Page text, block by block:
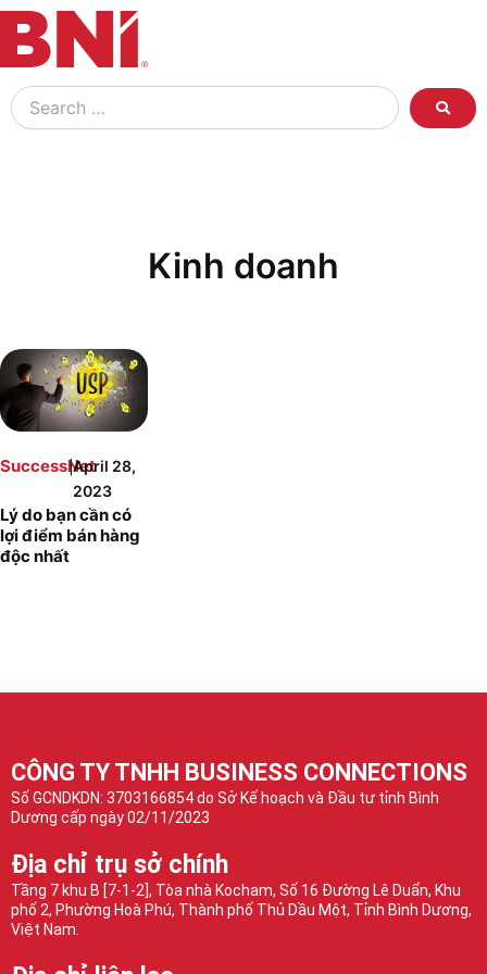
Search
…
Kinh doanh
SuccessNet
|April 28,
2023
Lý do bạn cần có
lợi điểm bán hàng
độc nhất
CÔNG TY TNHH BUSINESS CONNECTIONS
Số GCNDKDN: 3703166854 do Sở Kế hoạch và Đầu tư tỉnh Bình
Dương cấp ngày 02/11/2023
Địa chỉ trụ sở chính
Tầng 7 khu B [7-1-2], Tòa nhà Kocham, Số 16 Đường Lê Duẩn, Khu
phố 2, Phường Hoà Phú, Thành phố Thủ Dầu Một, Tỉnh Bình Dương,
Việt Nam.